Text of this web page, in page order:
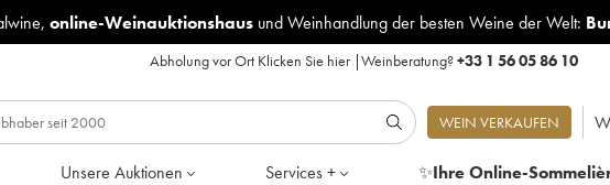
online-Weinauktionshausund Weinhandlung der besten Weine der Welt:
Abholung vor Ort Klicken Sie hier|Weinberatung?+33 1 56 05 86 10
WEIN VERKAUFEN
Unsere Auktionen Services + ✨Ihre Online-